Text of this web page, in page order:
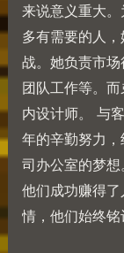
来说意义重大
多有需要的人
战。她负责市
团队工作等。
内设计师。 与
年的辛勤努力
司办公室的梦
他们成功赚得
情，他们始终铭